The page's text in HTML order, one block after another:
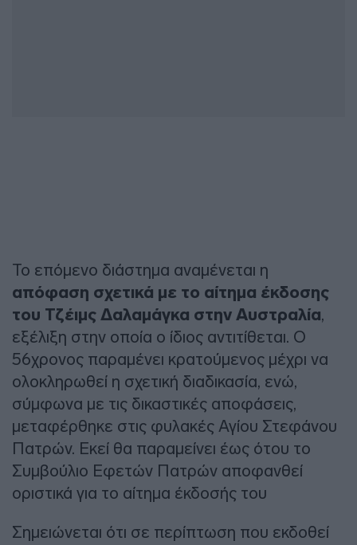
Το επόμενο διάστημα αναμένεται η
απόφαση σχετικά με το αίτημα έκδοσης
του Τζέιμς Δαλαμάγκα στην Αυστραλία,
εξέλιξη στην οποία ο ίδιος αντιτίθεται. Ο
56χρονος παραμένει κρατούμενος μέχρι να
ολοκληρωθεί η σχετική διαδικασία, ενώ,
σύμφωνα με τις δικαστικές αποφάσεις,
μεταφέρθηκε στις φυλακές Αγίου Στεφάνου
Πατρών. Εκεί θα παραμείνει έως ότου το
Συμβούλιο Εφετών Πατρών αποφανθεί
οριστικά για το αίτημα έκδοσής του
Σημειώνεται ότι σε περίπτωση που εκδοθεί